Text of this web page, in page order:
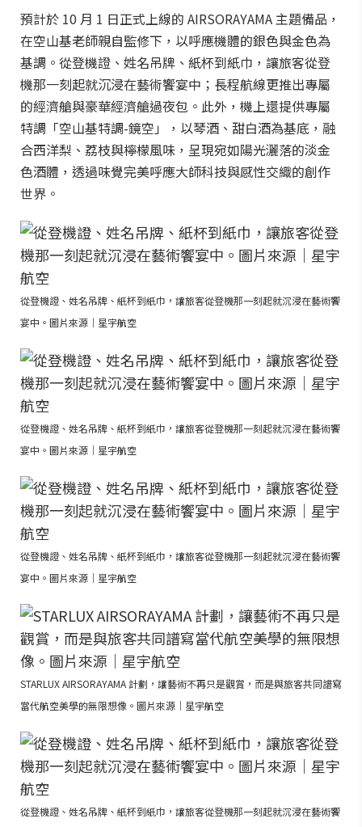
預計於 10 月 1 日正式上線的 AIRSORAYAMA 主題備品，
在空山基老師親自監修下，以呼應機體的銀色與金色為
基調。從登機證、姓名吊牌、紙杯到紙巾，讓旅客從登
機那一刻起就沉浸在藝術饗宴中；長程航線更推出專屬
的經濟艙與豪華經濟艙過夜包。此外，機上還提供專屬
特調「空山基特調-鏡空」，以琴酒、甜白酒為基底，融
合西洋梨、荔枝與檸檬風味，呈現宛如陽光灑落的淡金
色酒體，透過味覺完美呼應大師科技與感性交織的創作
世界。
從登機證、姓名吊牌、紙杯到紙巾，讓旅客從登機那一刻起就沉浸在藝術饗
宴中。圖片來源｜星宇航空
從登機證、姓名吊牌、紙杯到紙巾，讓旅客從登機那一刻起就沉浸在藝術饗
宴中。圖片來源｜星宇航空
從登機證、姓名吊牌、紙杯到紙巾，讓旅客從登機那一刻起就沉浸在藝術饗
宴中。圖片來源｜星宇航空
STARLUX AIRSORAYAMA 計劃，讓藝術不再只是觀賞，而是與旅客共同譜寫
當代航空美學的無限想像。圖片來源｜星宇航空
從登機證、姓名吊牌、紙杯到紙巾，讓旅客從登機那一刻起就沉浸在藝術饗